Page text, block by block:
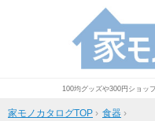
100均グッズや300円ショッ
家モノカタログTOP › 食器 ›